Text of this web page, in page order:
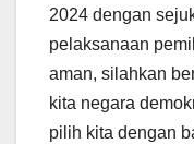
2024 dengan
pelaksanaan
aman, silahkan
kita negara
pilih kita dengan